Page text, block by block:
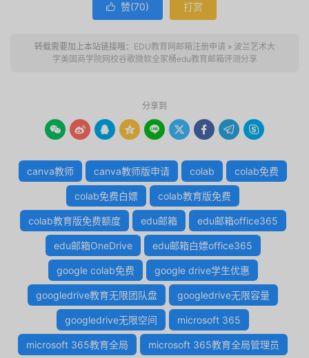
 赞(70) 打赏
转载需要加上本站链接哦： EDU教育网邮箱注册申请 » 波兰艺术大
学美国商学院网校谷歌微软全家桶edu教育邮箱评测分享
分享到
        
canva教师 canva教师版申请 colab colab免费
colab免费白嫖 colab教育版免费
colab教育版免费额度 edu邮箱 edu邮箱office365
edu邮箱OneDrive edu邮箱白嫖office365
google colab免费 google drive学生优惠
googledrive教育无限团队盘 googledrive无限容量
googledrive无限空间 microsoft 365
microsoft 365教育全局 microsoft 365教育全局管理员